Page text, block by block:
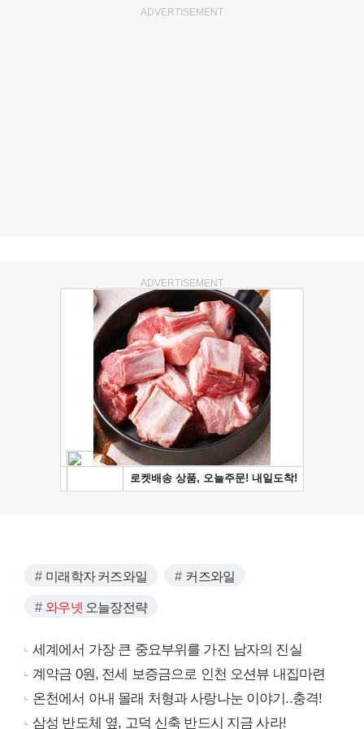
ADVERTISEMENT
ADVERTISEMENT
미래학자 커즈와일 커즈와일
와우넷 오늘장전략
세계에서 가장 큰 중요부위를 가진 남자의 진실
계약금 0원, 전세 보증금으로 인천 오션뷰 내집마련
온천에서 아내 몰래 처형과 사랑나눈 이야기..충격!
삼성 반도체 옆, 고덕 신축 반드시 지금 사라!